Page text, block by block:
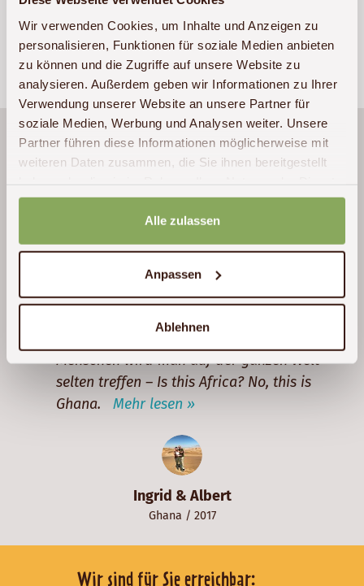
Wir verwenden Cookies, um Inhalte und Anzeigen zu
personalisieren, Funktionen für soziale Medien anbieten
zu können und die Zugriffe auf unsere Website zu
analysieren. Außerdem geben wir Informationen zu Ihrer
Verwendung unserer Website an unsere Partner für
soziale Medien, Werbung und Analysen weiter. Unsere
Partner führen diese Informationen möglicherweise mit
weiteren Daten zusammen, die Sie ihnen bereitgestellt
gesammelt haben.
Alle zulassen
Anpassen
Ablehnen
Bildnachweis
Totelbild / Bild / Bild: Kaliombo Camp
Ingrid & Albert
Ghana / 2017
Ghana ist allemal eine Reise wert, darum
vielen Dank an Johannes Soeder und David
Heidler von Akwaba Afrika, die uns zu Ghana
spannender als im Reiseschedule angeführt.
Auch natürlich speziellen Dank an unseren
Guide „Ben“, der unsere Ghana-Tour zum
Erlebnis werden ließ. Ghana besucht man
wegen der Menschen. Solch liebenswerte
Menschen wird man auf der ganzen Welt
selten treffen – Is this Africa? No, this is
Ghana. Mehr lesen »
Wir sind für Sie erreichbar: